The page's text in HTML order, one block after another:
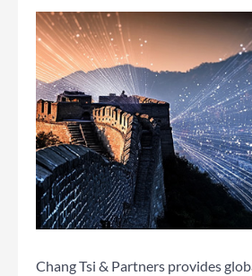
Chang Tsi & Partners provides